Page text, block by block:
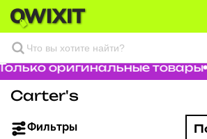
оригинальные товары
Carter's
Фильтры